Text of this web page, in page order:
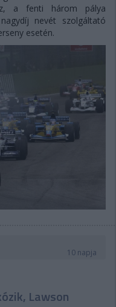
a fenti három pálya
nevét szolgáltató
esetén.
10 napja
Lawson